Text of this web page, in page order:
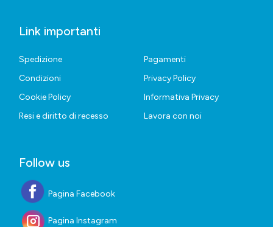
Link importanti
Spedizione
Pagamenti
Condizioni
Privacy Policy
Cookie Policy
Informativa Privacy
Resi e diritto di recesso
Lavora con noi
Follow us
Pagina Facebook
Pagina Instagram